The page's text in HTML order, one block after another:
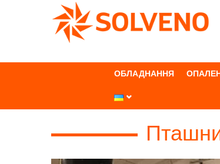
+380674666055
ОБЛАДНАННЯ
Приклади проектів